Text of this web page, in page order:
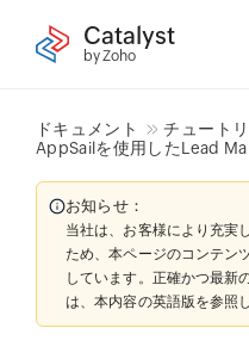
Catalyst
by Zoho
ドキュメント
チュート
AppSailを使用したLead
お知らせ：
当社は、お客様により充実
ため、本ページのコンテン
しています。正確かつ最新
は、本内容の英語版を参照